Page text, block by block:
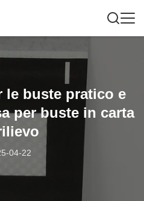
le buste pratico e
per buste in carta
04-22